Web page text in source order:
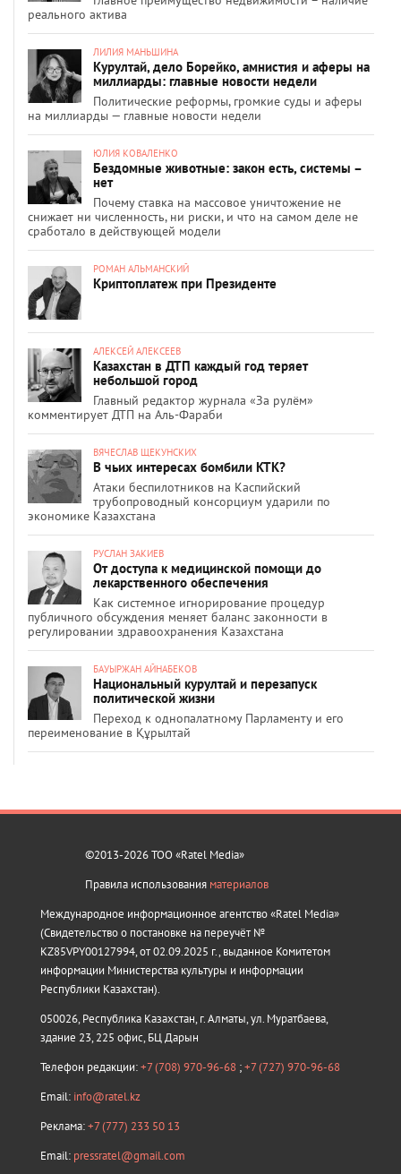
реального актива
ЛИЛИЯ МАНЬШИНА
Курултай, дело Борейко, амнистия и аферы на
миллиарды: главные новости недели
Политические реформы, громкие суды и аферы
на миллиарды — главные новости недели
ЮЛИЯ КОВАЛЕНКО
Бездомные животные: закон есть, системы –
нет
Почему ставка на массовое уничтожение не
снижает ни численность, ни риски, и что на самом деле не
сработало в действующей модели
РОМАН АЛЬМАНСКИЙ
Криптоплатеж при Президенте
АЛЕКСЕЙ АЛЕКСЕЕВ
Казахстан в ДТП каждый год теряет
небольшой город
Главный редактор журнала «За рулём»
комментирует ДТП на Аль-Фараби
ВЯЧЕСЛАВ ЩЕКУНСКИХ
В чьих интересах бомбили КТК?
Атаки беспилотников на Каспийский
трубопроводный консорциум ударили по
экономике Казахстана
РУСЛАН ЗАКИЕВ
От доступа к медицинской помощи до
лекарственного обеспечения
Как системное игнорирование процедур
публичного обсуждения меняет баланс законности в
регулировании здравоохранения Казахстана
БАУЫРЖАН АЙНАБЕКОВ
Национальный курултай и перезапуск
политической жизни
Переход к однопалатному Парламенту и его
переименование в Құрылтай
©2013-2026 ТОО «Ratel Media»
Правила использования материалов
Международное информационное агентство «Ratel Media»
(Свидетельство о постановке на переучёт №
KZ85VPY00127994, от 02.09.2025 г., выданное Комитетом
информации Министерства культуры и информации
Республики Казахстан).
050026, Республика Казахстан, г. Алматы, ул. Муратбаева,
здание 23, 225 офис, БЦ Дарын
Телефон редакции:+7 (708) 970-96-68 ;+7 (727) 970-96-68
Email: info@ratel.kz
Реклама:+7 (777) 233 50 13
Email: pressratel@gmail.com